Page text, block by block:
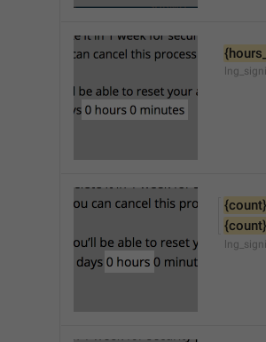
{count}
{count}